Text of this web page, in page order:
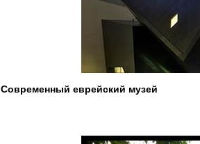
Современный еврейский музей